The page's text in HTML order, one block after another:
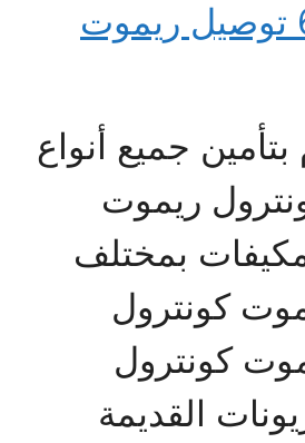
66041166 توصيل ريموت
بتأمين جميع أنواع
ريموت
بمختلف
كونترول
كونترول
القديمة